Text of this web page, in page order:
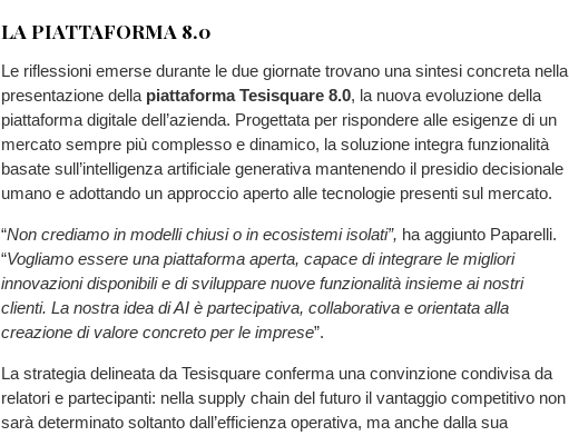
LA PIATTAFORMA 8.0
Le riflessioni emerse durante le due giornate trovano una sintesi concreta nella
presentazione della piattaforma Tesisquare 8.0, la nuova evoluzione della
piattaforma digitale dell’azienda. Progettata per rispondere alle esigenze di un
mercato sempre più complesso e dinamico, la soluzione integra funzionalità
basate sull’intelligenza artificiale generativa mantenendo il presidio decisionale
umano e adottando un approccio aperto alle tecnologie presenti sul mercato.
“Non crediamo in modelli chiusi o in ecosistemi isolati”, ha aggiunto Paparelli.
“Vogliamo essere una piattaforma aperta, capace di integrare le migliori
innovazioni disponibili e di sviluppare nuove funzionalità insieme ai nostri
clienti. La nostra idea di AI è partecipativa, collaborativa e orientata alla
creazione di valore concreto per le imprese”.
La strategia delineata da Tesisquare conferma una convinzione condivisa da
relatori e partecipanti: nella supply chain del futuro il vantaggio competitivo non
sarà determinato soltanto dall’efficienza operativa, ma anche dalla sua